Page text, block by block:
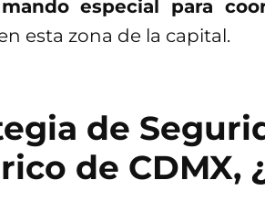
especial para
esta zona de la capital.
de
de CDMX,